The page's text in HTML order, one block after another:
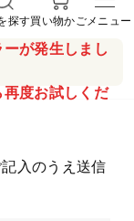
が発生しまし
度お試しくだ
探す買い物かごメニュー
入のうえ送信